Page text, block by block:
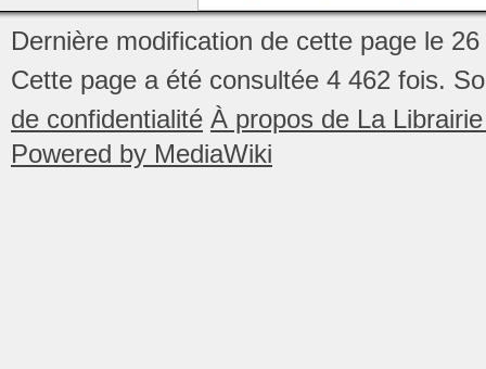
Dernière modification de cette page le
Cette page a été consultée 4 462 fois.
de confidentialité À propos de La
Powered by MediaWiki